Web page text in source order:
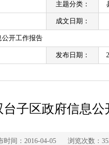
主题分类：
成文日期：
公开工作报告
发布日期：
台子区政府信息
时间：2016-04-05 浏览次数：